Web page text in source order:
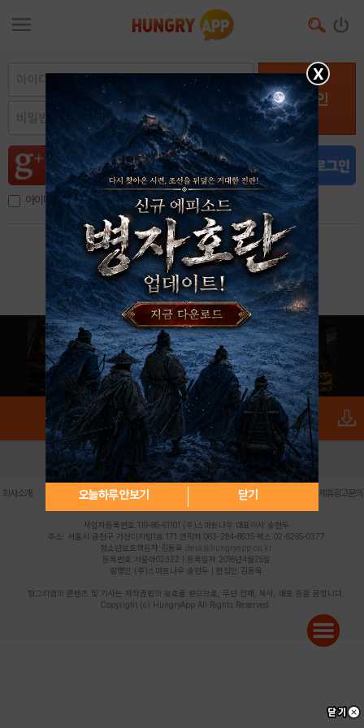
로그인
아이디, 이메일 저장
아이디 / 비밀번호 찾기 회원가입
X
오늘하루 안보기 닫기
로그인 PC버전 전체앱
회사소개 | 개인정보 처리방침 불법촬영물 신고센터 제휴광고문의
사업자등록번호:119-86-61101 (주)스마트나우 대표이사:송현두
주소: 서울시 금천구 가산디지털1로 171 연락처:063-284-8635 팩스:02-6265-0377
청소년보호책임자:김동욱 desk@hungryapp.co.kr
등록번호:서울아02322 | 등록일자:2016년4월25일
발행인:(주)스마트나우 송현두 | 편집인:김동욱
헝그리앱의 콘텐츠 및 기사는 저작권법의 보호를 받으므로, 무단 전재, 복사, 배포 등을 금합니다.
Copyright (c) HungryApp All Rights Reserved.